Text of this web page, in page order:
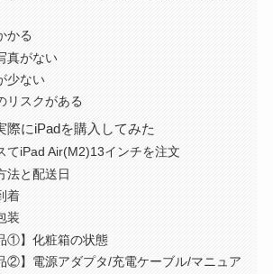
かる
真がない
少ない
リスクがある
際にiPadを購入してみた
てiPad Air(M2)13インチを注文
法と配送日
着
装
①】化粧箱の状態
②】電源アダプタ/充電ケーブル/マニュア